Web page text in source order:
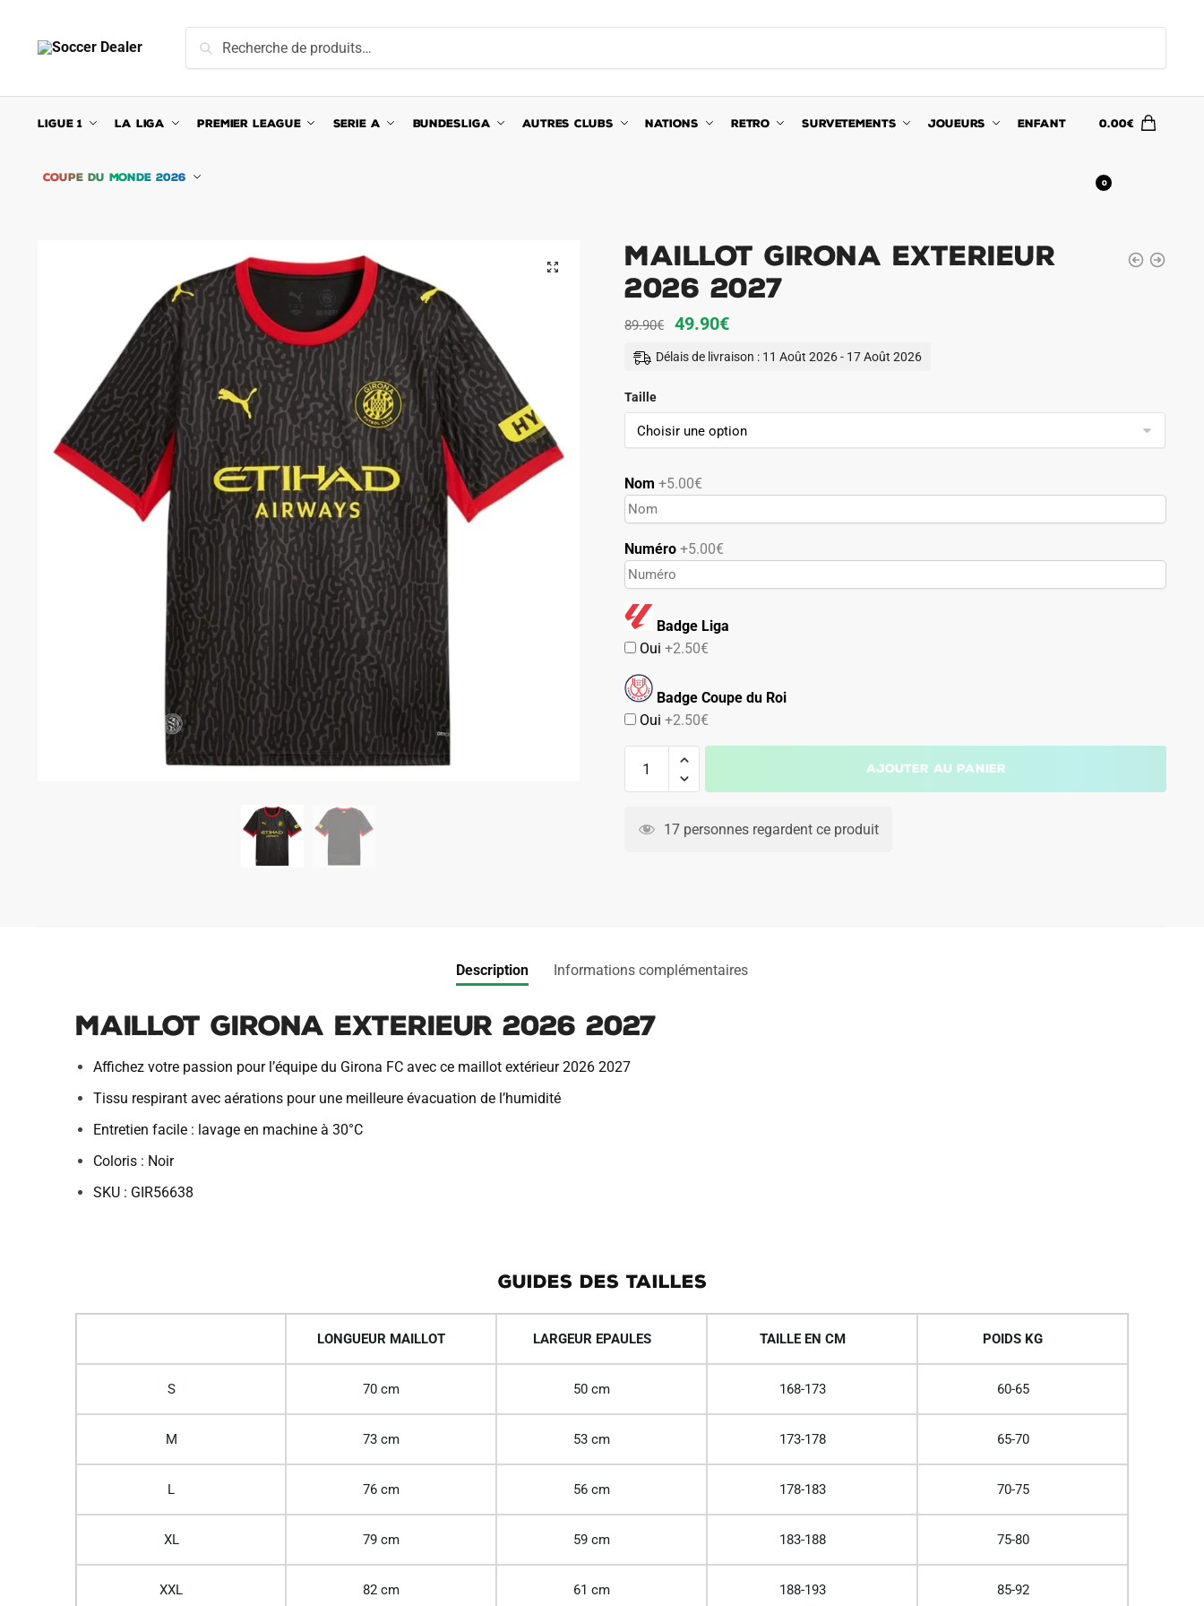
navigation
content
pour :
Recherche
LIGUE 1 LA LIGA PREMIER LEAGUE SERIE A BUNDESLIGA AUTRES CLUBS NATIONS RETRO SURVETEMENTS JOUEURS ENFANT
COUPE DU MONDE 2026
0.00€
0
🔍
Maillot Girona Exterieur
2026 2027
89.90€
Le
prix
89.90€.
49.90€Le
prix
49.90€.
Délais de livraison : 11 Août 2026 - 17 Août 2026
Taille
Nom +5.00€
Numéro+5.00€
Badge Liga
Oui+2.50€
Badge Coupe du Roi
Oui+2.50€
Girona
Ajouter au panier
e
17 personnes regardent ce produit
Description Informations complémentaires
Maillot Girona Exterieur 2026 2027
Affichez votre passion pour l’équipe du Girona FC avec ce maillot extérieur 2026 2027
Tissu respirant avec aérations pour une meilleure évacuation de l’humidité
Entretien facile : lavage en machine à 30°C
Coloris : Noir
SKU : GIR56638
GUIDES DES TAILLES
LONGUEUR MAILLOT LARGEUR EPAULES TAILLE EN CM POIDS KG
S 70 cm 50 cm 168-173 60-65
M 73 cm 53 cm 173-178 65-70
L 76 cm 56 cm 178-183 70-75
XL 79 cm 59 cm 183-188 75-80
XXL 82 cm 61 cm 188-193 85-92